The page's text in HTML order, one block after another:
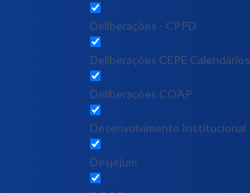
Deliberações - CPPD
Deliberações CEPE Calendários
Deliberações COAP
Desenvolvimento Institucional
Desjejum